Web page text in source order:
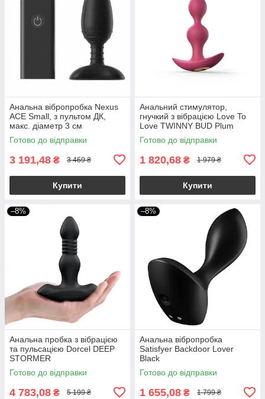
Анальна вібропробка Nexus
ACE Small, з пультом ДК,
макс. діаметр 3 см
Готово до відправки
3 191,48 ₴ 3 469 ₴
Купити
Анальний стимулятор,
гнучкий з вібрацією Love To
Love TWINNY BUD Plum
Готово до відправки
1 820,68 ₴ 1 979 ₴
Купити
–8%
Анальна пробка з вібрацією
та пульсацією Dorcel DEEP
STORMER
Готово до відправки
4 783,08 ₴ 5 199 ₴
–8%
Анальна вібропробка
Satisfyer Backdoor Lover
Black
Готово до відправки
1 655,08 ₴ 1 799 ₴